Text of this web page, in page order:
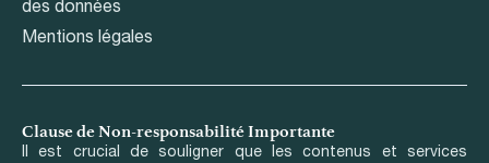
des données
Mentions légales
Clause de Non-responsabilité Importante
Il est crucial de souligner que les contenus et services